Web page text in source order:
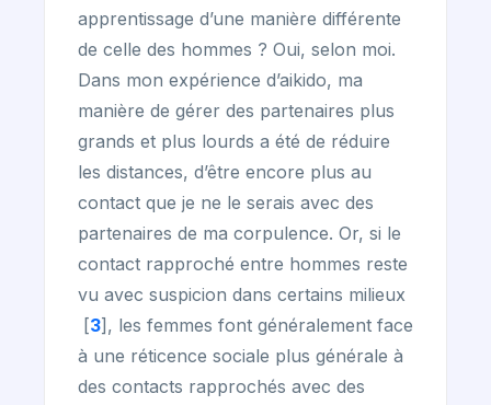
apprentissage d’une manière différente
de celle des hommes ? Oui, selon moi.
Dans mon expérience d’aikido, ma
manière de gérer des partenaires plus
grands et plus lourds a été de réduire
les distances, d’être encore plus au
contact que je ne le serais avec des
partenaires de ma corpulence. Or, si le
contact rapproché entre hommes reste
vu avec suspicion dans certains milieux
[3] , les femmes font généralement face
à une réticence sociale plus générale à
des contacts rapprochés avec des